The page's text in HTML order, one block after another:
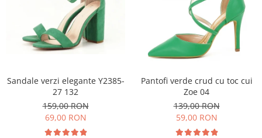
Sandale verzi elegante Y2385-
27 132
159,00 RON
69,00 RON
Pantofi verde crud cu toc cui
Zoe 04
139,00 RON
59,00 RON